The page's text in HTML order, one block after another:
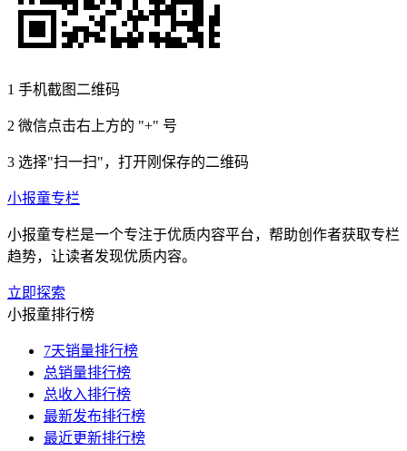
1 手机截图二维码
2 微信点击右上方的 "+" 号
3 选择"扫一扫"，打开刚保存的二维码
小报童专栏
小报童专栏是一个专注于优质内容平台，帮助创作者获取专栏
趋势，让读者发现优质内容。
立即探索
小报童排行榜
7天销量排行榜
总销量排行榜
总收入排行榜
最新发布排行榜
最近更新排行榜